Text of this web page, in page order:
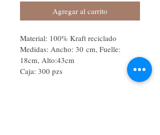
Agregar al carrito
Material: 100% Kraft reciclado
Medidas: Ancho: 30 cm, Fuelle:
18cm, Alto:43cm
Caja: 300 pzs